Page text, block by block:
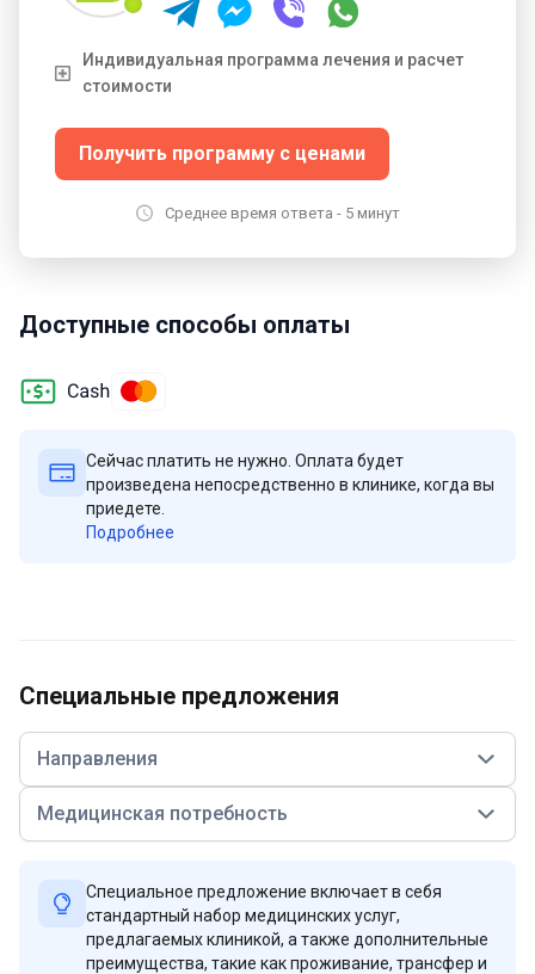
Индивидуальная программа лечения и расчет
стоимости
Получить программу с ценами
Среднее время ответа - 5 минут
Доступные способы оплаты
Сейчас платить не нужно. Оплата будет
произведена непосредственно в клинике, когда вы
приедете.
Подробнее
Специальные предложения
Направления
Медицинская потребность
Специальное предложение включает в себя
стандартный набор медицинских услуг,
предлагаемых клиникой, а также дополнительные
преимущества, такие как проживание, трансфер и